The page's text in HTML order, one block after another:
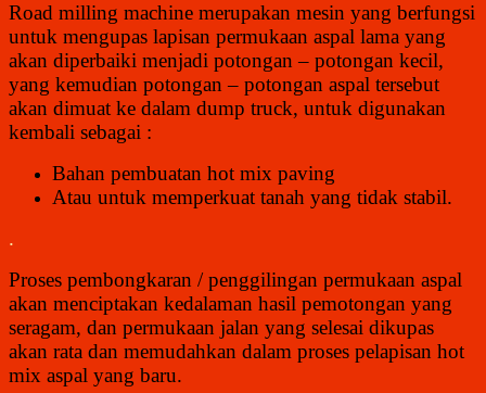
Road milling machine merupakan mesin yang berfungsi
untuk mengupas lapisan permukaan aspal lama yang
akan diperbaiki menjadi potongan – potongan kecil,
yang kemudian potongan – potongan aspal tersebut
akan dimuat ke dalam dump truck, untuk digunakan
kembali sebagai :
Bahan pembuatan hot mix paving
Atau untuk memperkuat tanah yang tidak stabil.
.
Proses pembongkaran / penggilingan permukaan aspal
akan menciptakan kedalaman hasil pemotongan yang
seragam, dan permukaan jalan yang selesai dikupas
akan rata dan memudahkan dalam proses pelapisan hot
mix aspal yang baru.